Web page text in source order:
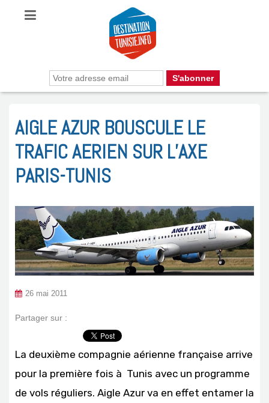
AIGLE AZUR BOUSCULE LE
TRAFIC AERIEN SUR L’AXE
PARIS-TUNIS
26 mai 2011
Partager sur :
La deuxième compagnie aérienne française arrive
pour la première fois à Tunis avec un programme
de vols réguliers. Aigle Azur va en effet entamer la